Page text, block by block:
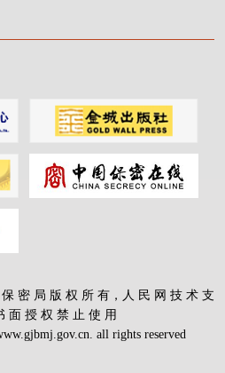
密 局 版 权 所 有，人 民 网 技 术 支
面 授 权 禁 止 使 用
all rights reserved